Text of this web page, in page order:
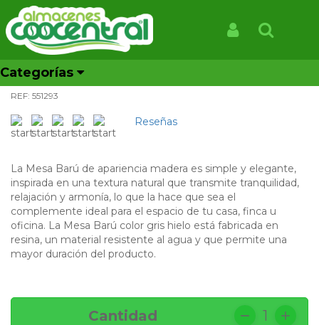
Categorías
Inicio Productos 551293 MESA BARU GRIS HIELO
551293 MESA BARU GRIS
HIELO
CONTACTANOS AL WHATSAPP 3204841110
REF: 551293
Reseñas
La Mesa Barú de apariencia madera es simple y elegante,
inspirada en una textura natural que transmite tranquilidad,
relajación y armonía, lo que la hace que sea el
complemente ideal para el espacio de tu casa, finca u
oficina. La Mesa Barú color gris hielo está fabricada en
resina, un material resistente al agua y que permite una
mayor duración del producto.
Cantidad 1